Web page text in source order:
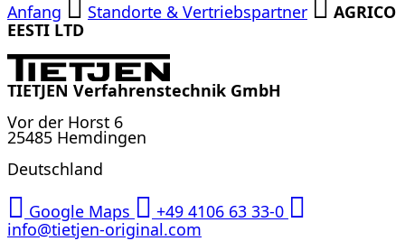
Anfang
Standorte & Vertriebspartner
AGRICO
EESTI LTD
TIETJEN Verfahrenstechnik GmbH
Vor der Horst 6
25485 Hemdingen
Deutschland
Google Maps
+49 4106 63 33-0
info@tietjen-original.com